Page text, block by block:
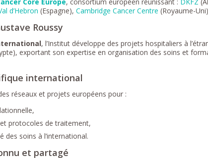
d’Hebron (Espagne),Cambridge Cancer Centre (Royaume-
Roussy
, l’Institut développe des projets hospitaliers à
exportant son expertise en organisation des soins et
international
réseaux et projets européens pour :
protocoles de traitement,
des soins à l’international.
et partagé